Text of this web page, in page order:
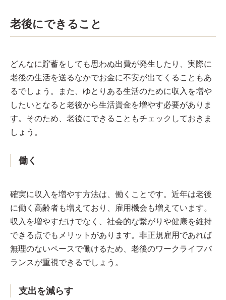
老後にできること
どんなに貯蓄をしても思わぬ出費が発生したり、実際に
老後の生活を送るなかでお金に不安が出てくることもあ
るでしょう。また、ゆとりある生活のために収入を増や
したいとなると老後から生活資金を増やす必要がありま
す。そのため、老後にできることもチェックしておきま
しょう。
働く
確実に収入を増やす方法は、働くことです。近年は老後
に働く高齢者も増えており、雇用機会も増えています。
収入を増やすだけでなく、社会的な繋がりや健康を維持
できる点でもメリットがあります。非正規雇用であれば
無理のないペースで働けるため、老後のワークライフバ
ランスが重視できるでしょう。
支出を減らす